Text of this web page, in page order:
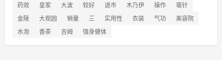
药效 皇家 大波 较好 退市 木乃伊 操作
毫针
金陵
大观园 销量 三 实用性 衣装 气功
美容院
水泡
香茶 吉姆 强身健体